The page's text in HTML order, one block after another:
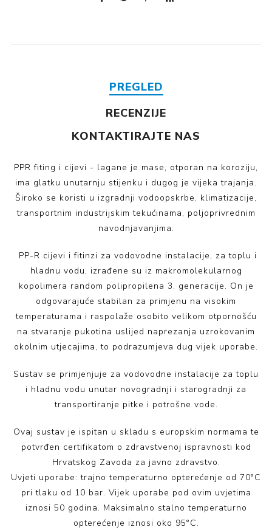
PREGLED
RECENZIJE
KONTAKTIRAJTE NAS
PPR fiting i cijevi - lagane je mase, otporan na koroziju,
ima glatku unutarnju stijenku i dugog je vijeka trajanja.
Široko se koristi u izgradnji vodoopskrbe, klimatizacije,
transportnim industrijskim tekućinama, poljoprivrednim
navodnjavanjima.
PP-R cijevi i fitinzi za vodovodne instalacije, za toplu i
hladnu vodu, izrađene su iz makromolekularnog
kopolimera random polipropilena 3. generacije. On je
odgovarajuće stabilan za primjenu na visokim
temperaturama i raspolaže osobito velikom otpornošću
na stvaranje pukotina uslijed naprezanja uzrokovanim
okolnim utjecajima, to podrazumjeva dug vijek uporabe.
Sustav se primjenjuje za vodovodne instalacije za toplu
i hladnu vodu unutar novogradnji i starogradnji za
transportiranje pitke i potrošne vode.
Ovaj sustav je ispitan u skladu s europskim normama te
potvrđen certifikatom o zdravstvenoj ispravnosti kod
Hrvatskog Zavoda za javno zdravstvo.
Uvjeti uporabe: trajno temperaturno opterećenje od 70°C
pri tlaku od 10 bar. Vijek uporabe pod ovim uvjetima
iznosi 50 godina. Maksimalno stalno temperaturno
opterećenje iznosi oko 95°C.